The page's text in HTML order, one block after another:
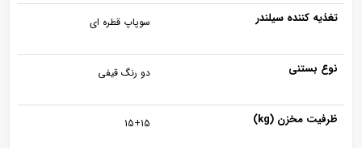
تغذیه کننده سیلندر سوپاپ قطره ای
نوع بستنی دو رنگ قیفی
ظرفیت مخزن (kg) 15+15